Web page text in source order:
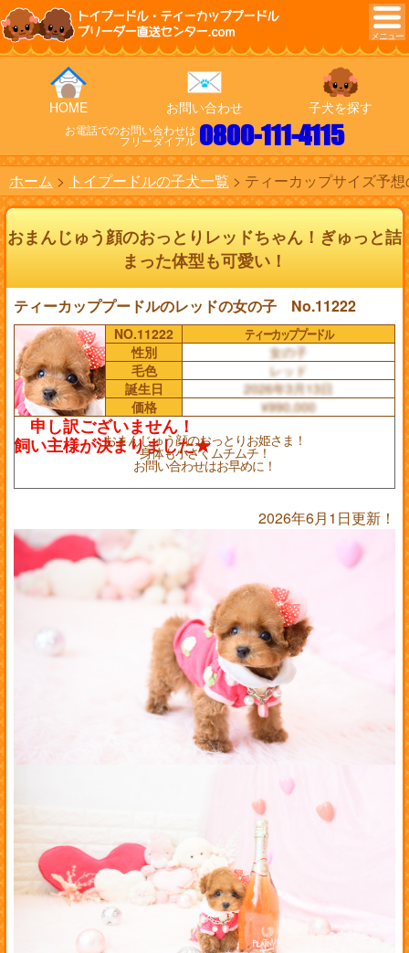
トイプードル・ティーカッププードル
ブリーダー直送センター.com
HOME お問い合わせ 子犬を探す
お電話でのお問い合わせは
フリーダイアル 0800-111-4115
ホーム トイプードルの子犬一覧 ティーカップサイズ予
おまんじゅう顔のおっとりレッドちゃん！ぎゅっと詰
まった体型も可愛い！
ティーカッププードルのレッドの女の子 No.11222
NO.11222
ティーカッププードル
性別
女の子
毛色
レッド
誕生日
2026年3月13日
価格
¥990,000
おまんじゅう顔のおっとりお姫さま！
身体も小さくムチムチ！
お問い合わせはお早めに！
2026年6月1日更新！